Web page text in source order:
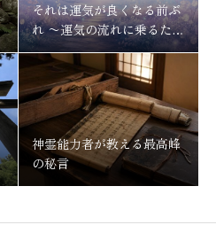
それは運気が良くなる前ぶ
れ 〜運気の流れに乗るため
にする事〜
神霊能力者が教える最高峰
の秘言